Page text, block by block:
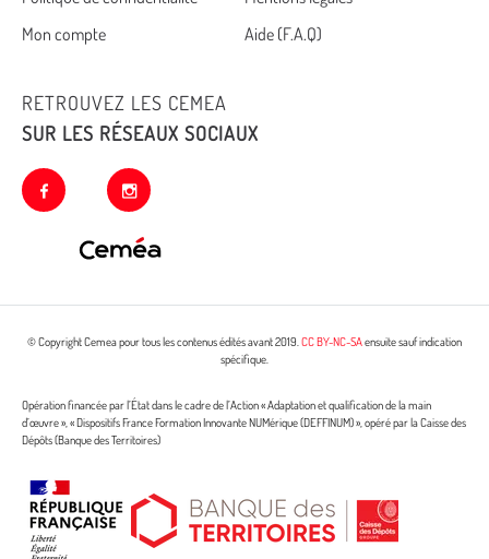
footer
Mon compte
Aide (F.A.Q)
RETROUVEZ LES CEMEA
SUR LES RÉSEAUX SOCIAUX
facebook instagram
© Copyright Cemea pour tous les contenus édités avant 2019.CC BY-NC-SAensuite sauf indication
spécifique.
Opération financée par l’État dans le cadre de l’Action « Adaptation et qualification de la main
d’œuvre », « Dispositifs France Formation Innovante NUMérique (DEFFINUM) », opéré par la Caisse des
Dépôts (Banque des Territoires)